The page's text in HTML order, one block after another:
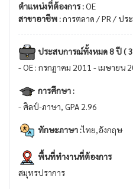
ตำแหน่งที่ต้องการ :OE
สาขาอาชีพ :การตลาด / PR / ป
ประสบการณ์ทั้งหมด 8 ปี (
- OE : กรกฏาคม 2011 - เมษายน
การศึกษา :
- ศิลป์-ภาษา, GPA 2.96
ทักษะภาษา :ไทย,อังกฤษ
พื้นที่ทำงานที่ต้องการ
สมุทรปราการ